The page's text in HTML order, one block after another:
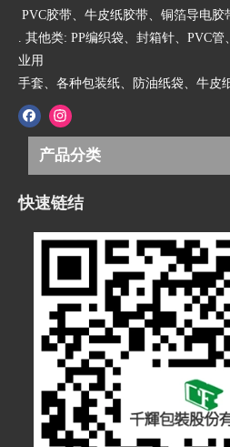
PVC胶带、牛皮纸胶带、铜箔导电胶
. 其他类: PP编织袋、封箱针、PVC
业用
手套、各种包装纸、防油纸袋、牛皮
产品分类
快速链结